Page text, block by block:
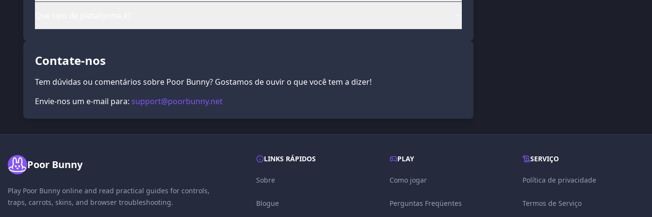
Contate-nos
Tem dúvidas ou comentários sobre Poor Bunny? Gostamos de ouvir o que você tem a dizer!
Envie-nos um e-mail para: support@poorbunny.net
Poor Bunny
Play Poor Bunny online and read practical guides for controls,
traps, carrots, skins, and browser troubleshooting.
LINKS RÁPIDOS
Sobre
Blogue
PLAY
Como jogar
Perguntas Freqüentes
SERVIÇO
Política de privacidade
Termos de Serviço